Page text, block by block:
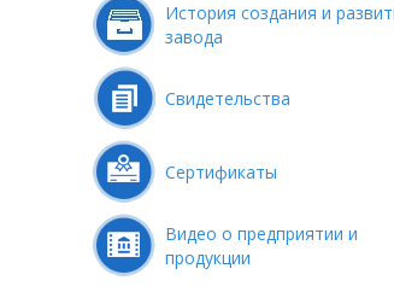
История создания и
завода
Свидетельства
Сертификаты
Видео о предприятии и
продукции